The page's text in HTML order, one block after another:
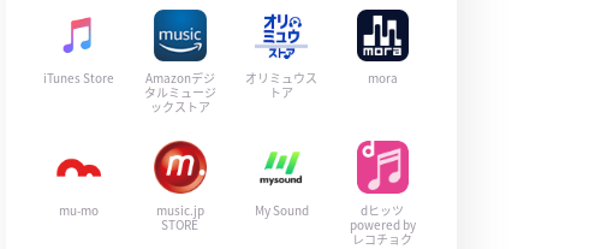
iTunes Store
Amazonデジ
タルミュージ
ックストア
オリミュウス
トア
mora
mu-mo
music.jp
STORE
My Sound
dヒッツ
powered by
レコチョク